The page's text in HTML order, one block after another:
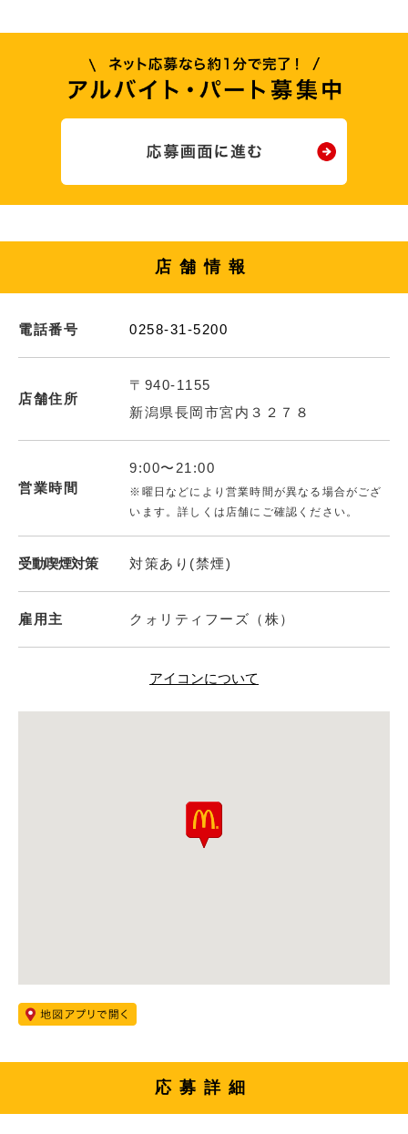
店舗情報
電話番号 0258-31-5200
店舗住所
〒940-1155
新潟県長岡市宮内３２７８
営業時間
9:00〜21:00
※曜日などにより営業時間が異なる場合がござ
います。詳しくは店舗にご確認ください。
受動喫煙対策 対策あり(禁煙)
雇用主 クォリティフーズ（株）
アイコンについて
応募詳細